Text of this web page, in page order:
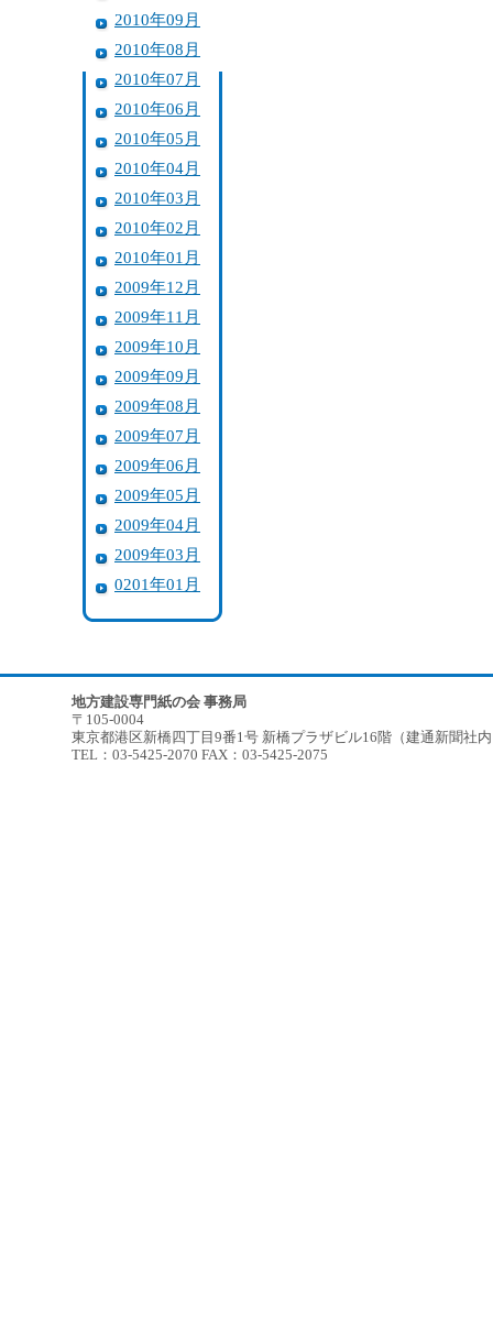
2010年09月
2010年08月
2010年07月
2010年06月
2010年05月
2010年04月
2010年03月
2010年02月
2010年01月
2009年12月
2009年11月
2009年10月
2009年09月
2009年08月
2009年07月
2009年06月
2009年05月
2009年04月
2009年03月
0201年01月
地方建設専門紙の会 事務局
〒105-0004
東京都港区新橋四丁目9番1号 新橋プラザビル16階（建通新聞社
TEL：03-5425-2070 FAX：03-5425-2075